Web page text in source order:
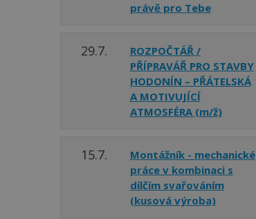
právě pro Tebe
29.7.
ROZPOČTÁŘ /
PŘÍPRAVÁŘ PRO STAVBY
HODONÍN – PŘÁTELSKÁ
A MOTIVUJÍCÍ
ATMOSFÉRA (m/ž)
15.7.
Montážník - mechanické
práce v kombinaci s
dílčím svařováním
(kusová výroba)